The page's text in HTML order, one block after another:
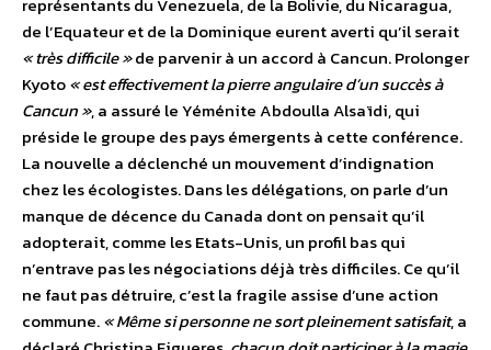
représentants du Venezuela, de la Bolivie, du Nicaragua,
de l’Equateur et de la Dominique eurent averti qu’il serait
« très difficile »de parvenir à un accord à Cancun. Prolonger
Kyoto« est effectivement la pierre angulaire d’un succès à
Cancun », a assuré le Yéménite Abdoulla Alsaïdi, qui
préside le groupe des pays émergents à cette conférence.
La nouvelle a déclenché un mouvement d’indignation
chez les écologistes. Dans les délégations, on parle d’un
manque de décence du Canada dont on pensait qu’il
adopterait, comme les Etats-Unis, un profil bas qui
n’entrave pas les négociations déjà très difficiles. Ce qu’il
ne faut pas détruire, c’est la fragile assise d’une action
commune.« Même si personne ne sort pleinement satisfait, a